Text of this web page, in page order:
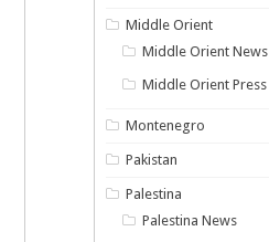
Middle Orient
Middle Orient News
Middle Orient Press
Montenegro
Pakistan
Palestina
Palestina News